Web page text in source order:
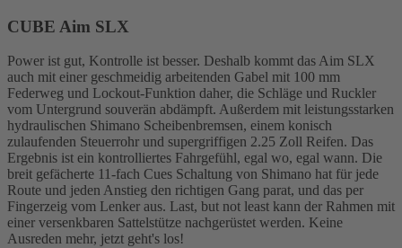
CUBE Aim SLX
Power ist gut, Kontrolle ist besser. Deshalb kommt das Aim SLX
auch mit einer geschmeidig arbeitenden Gabel mit 100 mm
Federweg und Lockout-Funktion daher, die Schläge und Ruckler
vom Untergrund souverän abdämpft. Außerdem mit leistungsstarken
hydraulischen Shimano Scheibenbremsen, einem konisch
zulaufenden Steuerrohr und supergriffigen 2.25 Zoll Reifen. Das
Ergebnis ist ein kontrolliertes Fahrgefühl, egal wo, egal wann. Die
breit gefächerte 11-fach Cues Schaltung von Shimano hat für jede
Route und jeden Anstieg den richtigen Gang parat, und das per
Fingerzeig vom Lenker aus. Last, but not least kann der Rahmen mit
einer versenkbaren Sattelstütze nachgerüstet werden. Keine
Ausreden mehr, jetzt geht's los!